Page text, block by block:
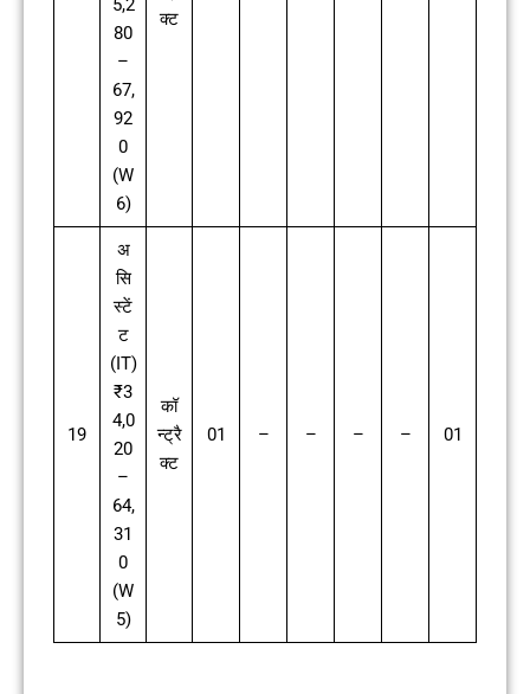
5,2
80
–
67,
92
0
(W
6)
क्ट
19
अ
सि
स्टें
ट
(IT)
₹3
4,0
20
–
64,
31
0
(W
5)
कॉ
न्ट्रै
क्ट
01 – – – – 01